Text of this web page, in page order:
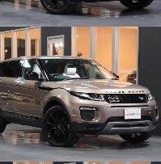
商談中
SOLDOUT